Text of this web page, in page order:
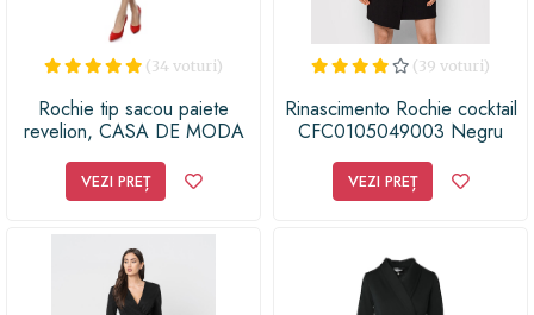
(34 voturi)
Rochie tip sacou paiete
revelion, CASA DE MODA
VEZI PREȚ
(39 voturi)
Rinascimento Rochie cocktail
CFC0105049003 Negru
VEZI PREȚ